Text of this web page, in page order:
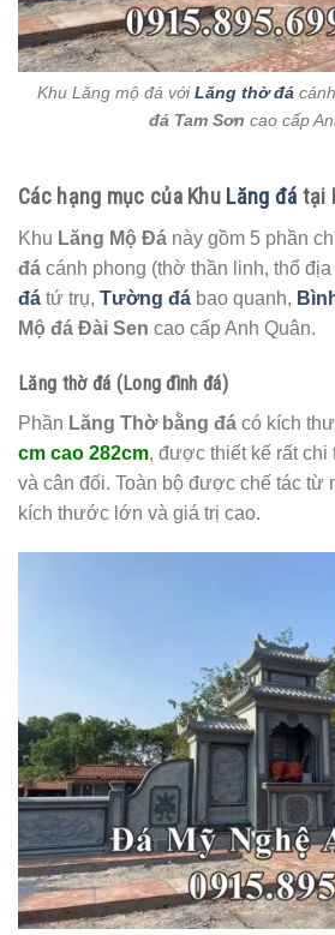
Khu Lăng mộ đá vớiLăng thờ đá
đá Tam Sơn cao cấp
Các hạng mục của Khu Lăng đá tại
Khu Lăng Mộ Đá này gồm 5 phần
đá cánh phong (thờ thần linh, thổ
đá tứ trụ, Tường đá bao quanh,
Mộ đá Đài Sen cao cấp Anh Quân.
Lăng thờ đá (Long đình đá)
Phần Lăng Thờ bằng đá có kích
cm cao 282cm, được thiết kế rất chi
và cân đối. Toàn bộ được chế tác từ
kích thước lớn và giá trị cao.